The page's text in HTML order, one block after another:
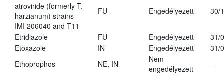
atroviride (formerly T.
harzianum) strains
IMI 206040 and T11
FU Engedélyezett 30/
Etridiazole FU Engedélyezett
31/
Etoxazole
IN Engedélyezett
31/
Ethoprophos
NE, IN
Nem
engedélyezett
-